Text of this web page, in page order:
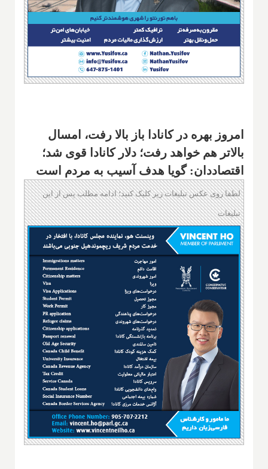
امروز بهره در کانادا باز بالا رفت، امسال
بالاتر هم خواهد رفت؛ دلار کانادا قوی شد؛
اقتصاددان: گویا هدف آسیب به مردم است
لطفا روی عکس تبلیغات زیر کلیک کنید؛ ادامه مطلب پس از این
تبلیغات